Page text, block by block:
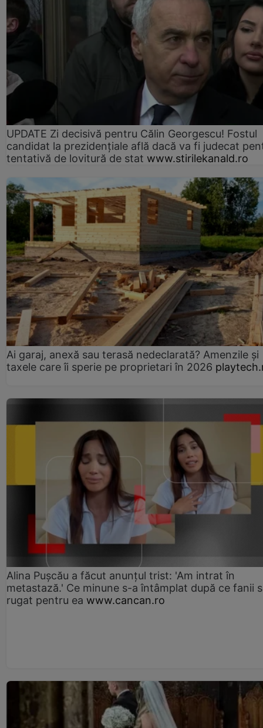
UPDATE Zi decisivă pentru Călin Georgescu! Fostul
candidat la prezidențiale află dacă va fi judecat
tentativă de lovitură de stat www.stirilekanald.ro
Ai garaj, anexă sau terasă nedeclarată? Amenzile și
taxele care îi sperie pe proprietari în 2026
Alina Pușcău a făcut anunțul trist: 'Am intrat în
metastază.' Ce minune s-a întâmplat după ce fanii
rugat pentru ea www.cancan.ro